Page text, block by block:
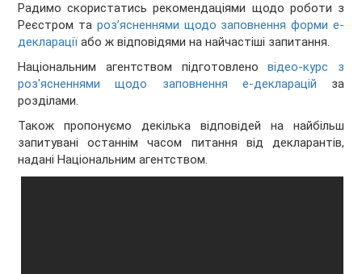
Радимо скористатись рекомендаціями щодо роботи з
Реєстром та роз’ясненнями щодо заповнення форми е-
декларації або ж відповідями на найчастіші запитання.
Національним агентством підготовленовідео-курс з
роз'ясненнями щодо заповнення е-декларацій за
розділами.
Також пропонуємо декілька відповідей на найбільш
запитувані останнім часом питання від декларантів,
надані Національним агентством.